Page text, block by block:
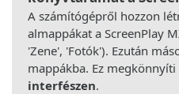
A számítógépről hozzon
almappákat a ScreenPlay
'Zene', 'Fotók'). Ezután
mappákba. Ez
interfészen.